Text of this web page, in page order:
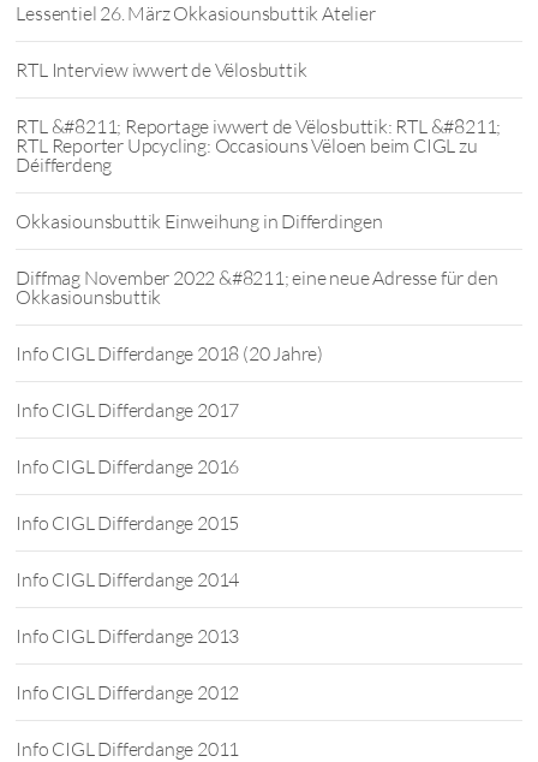
Lessentiel 26. März Okkasiounsbuttik Atelier
RTL Interview iwwert de Vëlosbuttik
RTL &#8211; Reportage iwwert de Vëlosbuttik: RTL &#8211;
RTL Reporter Upcycling: Occasiouns Vëloen beim CIGL zu
Déifferdeng
Okkasiounsbuttik Einweihung in Differdingen
Diffmag November 2022 &#8211; eine neue Adresse für den
Okkasiounsbuttik
Info CIGL Differdange 2018 (20 Jahre)
Info CIGL Differdange 2017
Info CIGL Differdange 2016
Info CIGL Differdange 2015
Info CIGL Differdange 2014
Info CIGL Differdange 2013
Info CIGL Differdange 2012
Info CIGL Differdange 2011